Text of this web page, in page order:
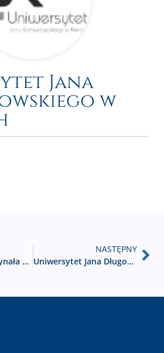
Jana
w
Uniwersytet Kardynała Stefana Wyszyńskiego
NASTĘPNY
Uniwersytet Jana Długosza w Częstochowie